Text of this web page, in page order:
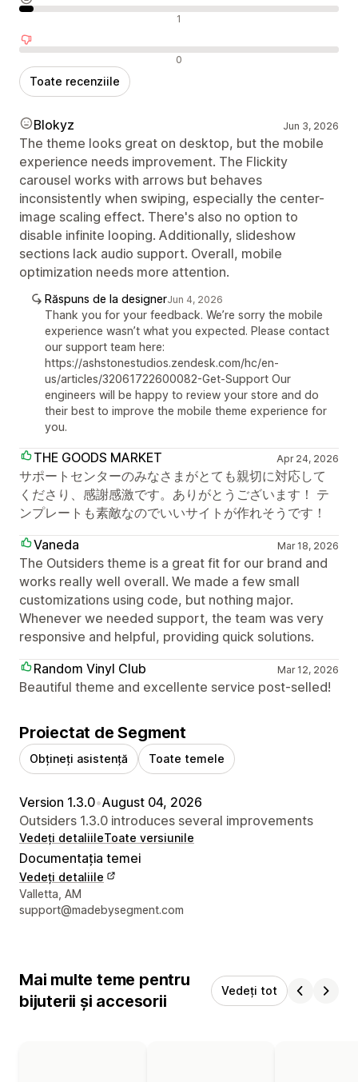
Recenzii neutre 1
Recenzii negative 0
Toate recenziile
Blokyz Jun 3, 2026
The theme looks great on desktop, but the mobile
experience needs improvement. The Flickity
carousel works with arrows but behaves
inconsistently when swiping, especially the center-
image scaling effect. There's also no option to
disable infinite looping. Additionally, slideshow
sections lack audio support. Overall, mobile
optimization needs more attention.
Răspuns de la designerJun 4, 2026
Thank you for your feedback. We’re sorry the mobile
experience wasn’t what you expected. Please contact
our support team here:
https://ashstonestudios.zendesk.com/hc/en-
us/articles/32061722600082-Get-Support Our
engineers will be happy to review your store and do
their best to improve the mobile theme experience for
you.
THE GOODS MARKET Apr 24, 2026
サポートセンターのみなさまがとても親切に対応して
くださり、感謝感激です。ありがとうございます！ テ
ンプレートも素敵なのでいいサイトが作れそうです！
Vaneda
Mar 18, 2026
The Outsiders theme is a great fit for our brand and
works really well overall. We made a few small
customizations using code, but nothing major.
Whenever we needed support, the team was very
responsive and helpful, providing quick solutions.
Random Vinyl Club
Mar 12, 2026
Beautiful theme and excellente service post-selled!
Proiectat de Segment
Obțineți asistență Toate temele
Version 1.3.0•August 04, 2026
Outsiders 1.3.0 introduces several improvements
Vedeți detaliileToate versiunile
Documentația temei
Vedeți detaliile
Detaliile de contact ale designerului
Valletta, AM
support@madebysegment.com
Mai multe teme pentru
bijuterii și accesorii
Vedeți tot